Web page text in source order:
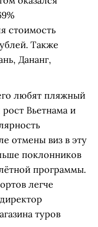
стоимость
Также
Дананг,
любят пляжный
Вьетнама и
отмены виз в эту
поклонников
программы.
легче
туров